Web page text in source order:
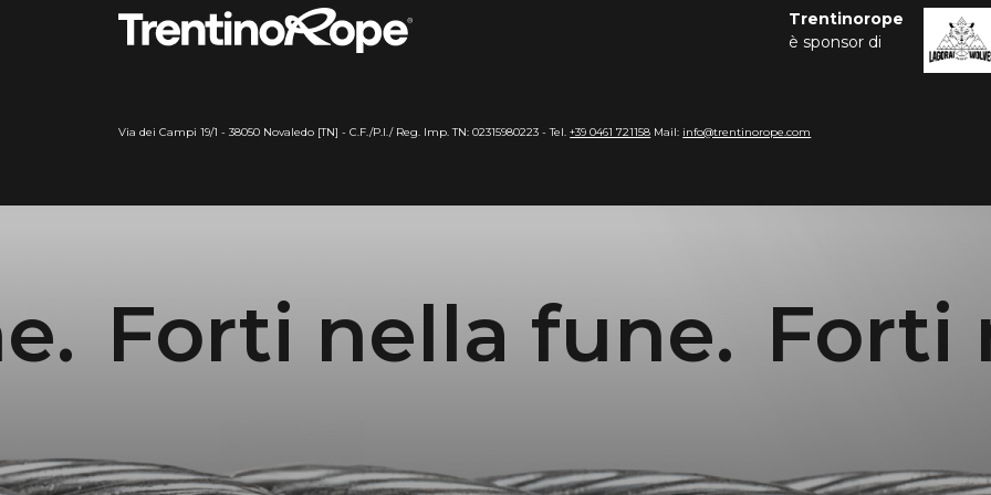
Trentinorope
è sponsor di
Via dei Campi 19/1 - 38050 Novaledo [TN] - C.F./P.I./ Reg. Imp. TN: 02315980223 - Tel.+39 0461 721158 Mail: info@trentinorope.com
nella fune. Forti